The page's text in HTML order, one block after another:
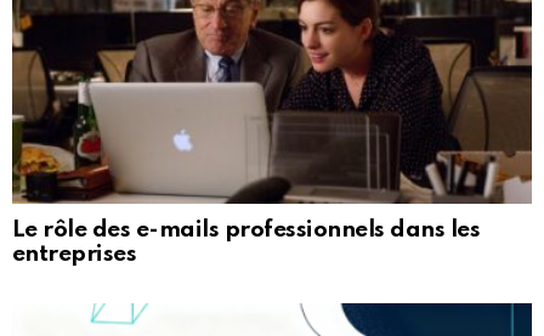
Le rôle des e-mails professionnels dans les
entreprises